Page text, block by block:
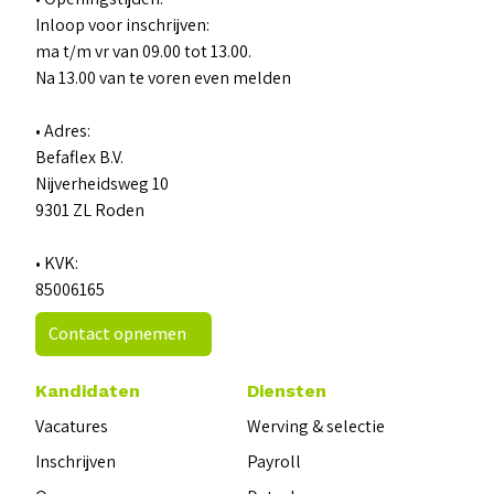
Inloop voor inschrijven:
ma t/m vr van 09.00 tot 13.00.
Na 13.00 van te voren even melden
• Adres:
Befaflex B.V.
Nijverheidsweg 10
9301 ZL Roden
• KVK:
85006165
Contact opnemen
Kandidaten
Vacatures
Inschrijven
Diensten
Werving & selectie
Payroll